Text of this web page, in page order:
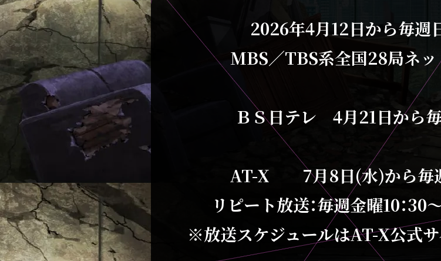
2026年4月12日から毎週
MBS／TBS系全国28局ネッ
ＢＳ日テレ 4月21日から
AT-X 7月8日(水)から毎
リピート放送：毎週金曜10：30～
※放送スケジュールはAT-X公式